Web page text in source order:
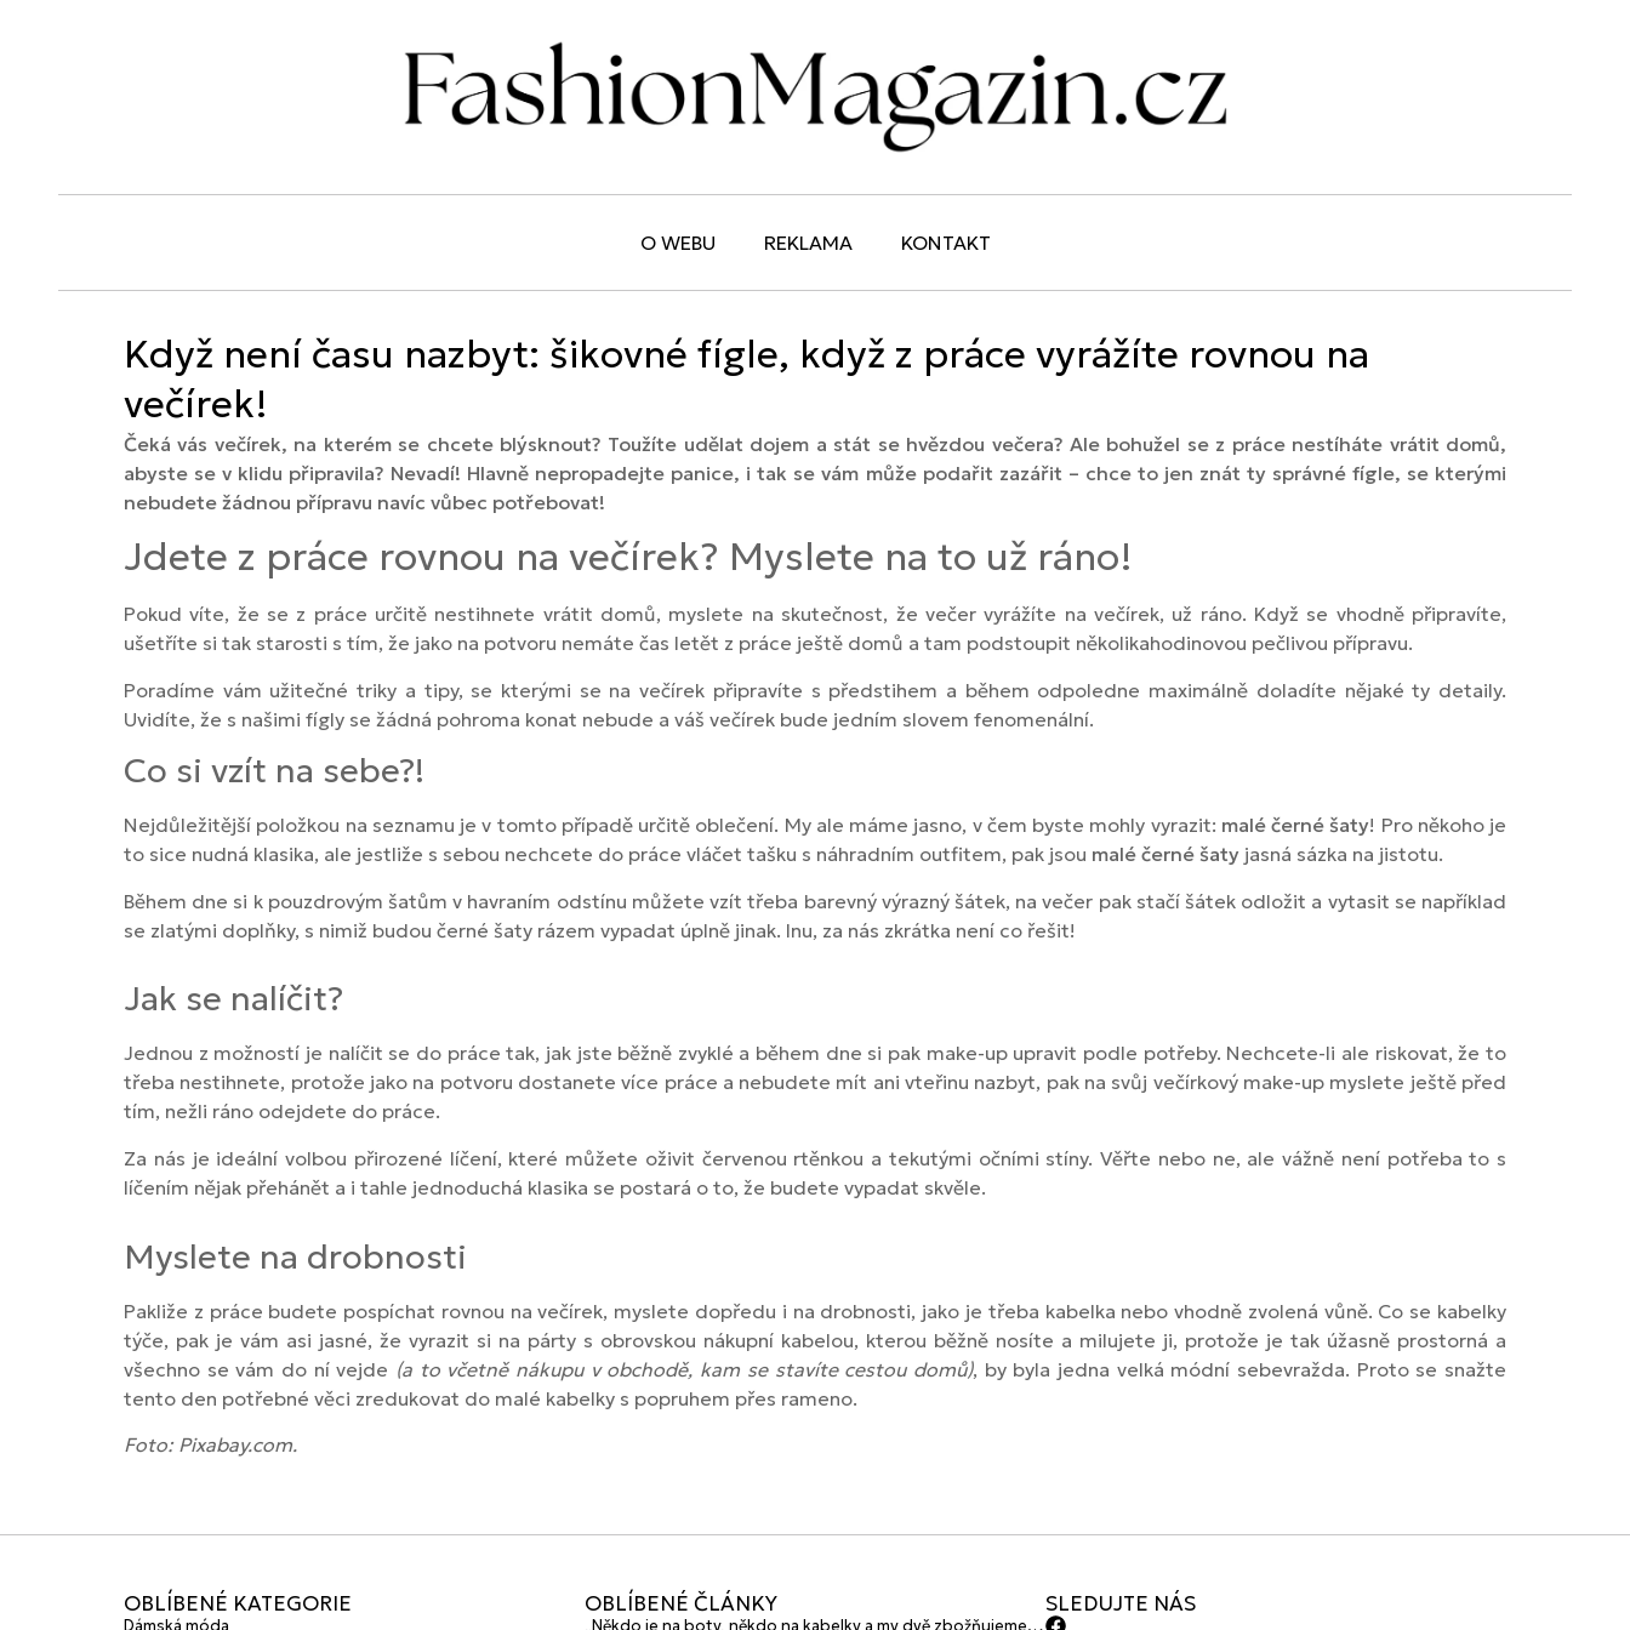
O WEBU REKLAMA KONTAKT
Když není času nazbyt: šikovné fígle, když z práce vyrážíte rovnou na
večírek!
Čeká vás večírek, na kterém se chcete blýsknout? Toužíte udělat dojem a stát se hvězdou večera? Ale bohužel se z práce nestíháte vrátit domů,
abyste se v klidu připravila? Nevadí! Hlavně nepropadejte panice, i tak se vám může podařit zazářit – chce to jen znát ty správné fígle, se kterými
nebudete žádnou přípravu navíc vůbec potřebovat!
Jdete z práce rovnou na večírek? Myslete na to už ráno!
Pokud víte, že se z práce určitě nestihnete vrátit domů, myslete na skutečnost, že večer vyrážíte na večírek, už ráno. Když se vhodně připravíte,
ušetříte si tak starosti s tím, že jako na potvoru nemáte čas letět z práce ještě domů a tam podstoupit několikahodinovou pečlivou přípravu.
Poradíme vám užitečné triky a tipy, se kterými se na večírek připravíte s předstihem a během odpoledne maximálně doladíte nějaké ty detaily.
Uvidíte, že s našimi fígly se žádná pohroma konat nebude a váš večírek bude jedním slovem fenomenální.
Co si vzít na sebe?!
Nejdůležitější položkou na seznamu je v tomto případě určitě oblečení. My ale máme jasno, v čem byste mohly vyrazit: malé černé šaty! Pro někoho je
to sice nudná klasika, ale jestliže s sebou nechcete do práce vláčet tašku s náhradním outfitem, pak jsou malé černé šaty jasná sázka na jistotu.
Během dne si k pouzdrovým šatům v havraním odstínu můžete vzít třeba barevný výrazný šátek, na večer pak stačí šátek odložit a vytasit se například
se zlatými doplňky, s nimiž budou černé šaty rázem vypadat úplně jinak. Inu, za nás zkrátka není co řešit!
Jak se nalíčit?
Jednou z možností je nalíčit se do práce tak, jak jste běžně zvyklé a během dne si pak make-up upravit podle potřeby. Nechcete-li ale riskovat, že to
třeba nestihnete, protože jako na potvoru dostanete více práce a nebudete mít ani vteřinu nazbyt, pak na svůj večírkový make-up myslete ještě před
tím, nežli ráno odejdete do práce.
Za nás je ideální volbou přirozené líčení, které můžete oživit červenou rtěnkou a tekutými očními stíny. Věřte nebo ne, ale vážně není potřeba to s
líčením nějak přehánět a i tahle jednoduchá klasika se postará o to, že budete vypadat skvěle.
Myslete na drobnosti
Pakliže z práce budete pospíchat rovnou na večírek, myslete dopředu i na drobnosti, jako je třeba kabelka nebo vhodně zvolená vůně. Co se kabelky
týče, pak je vám asi jasné, že vyrazit si na párty s obrovskou nákupní kabelou, kterou běžně nosíte a milujete ji, protože je tak úžasně prostorná a
všechno se vám do ní vejde (a to včetně nákupu v obchodě, kam se stavíte cestou domů), by byla jedna velká módní sebevražda. Proto se snažte
tento den potřebné věci zredukovat do malé kabelky s popruhem přes rameno.
Foto: Pixabay.com.
OBLÍBENÉ KATEGORIE OBLÍBENÉ ČLÁNKY SLEDUJTE NÁS